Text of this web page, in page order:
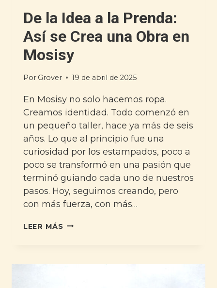
De la Idea a la Prenda:
Así se Crea una Obra en
Mosisy
Por Grover 19 de abril de 2025
En Mosisy no solo hacemos ropa.
Creamos identidad. Todo comenzó en
un pequeño taller, hace ya más de seis
años. Lo que al principio fue una
curiosidad por los estampados, poco a
poco se transformó en una pasión que
terminó guiando cada uno de nuestros
pasos. Hoy, seguimos creando, pero
con más fuerza, con más…
LEER MÁS